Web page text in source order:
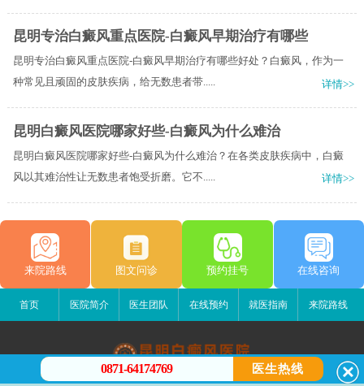
昆明专治白癜风重点医院-白癜风早期治疗有哪些
昆明专治白癜风重点医院-白癜风早期治疗有哪些好处？白癜风，作为一
种常见且顽固的皮肤疾病，给无数患者带.....
详情>>
昆明白癜风医院哪家好些-白癜风为什么难治
昆明白癜风医院哪家好些-白癜风为什么难治？在各类皮肤疾病中，白癜
风以其难治性让无数患者饱受折磨。它不.....
详情>>
来院路线 图文问诊 预约挂号 在线咨询
首页 医院简介 医生团队 在线预约 就医指南 来院路线
0871-64174769 医生热线